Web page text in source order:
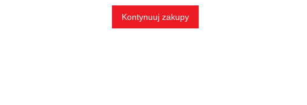
Kontynuuj zakupy